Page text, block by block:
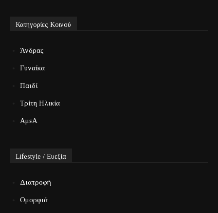
Κατηγορίες Κοινού
Άνδρας
Γυναίκα
Παιδί
Τρίτη Ηλικία
ΑμεΑ
Lifestyle / Ευεξία
Διατροφή
Ομορφιά